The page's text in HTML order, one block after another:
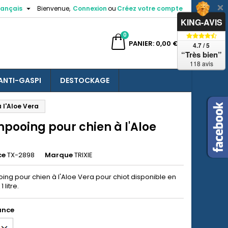
Bienvenue, Connexionou Créez votre compte

PANIER
0
0,00 €
GASPI DESTOCKAGE
l'Aloe Vera
pour chien à l'Aloe
TX-2898 MarqueTRIXIE
pour chien à l'Aloe Vera pour chiot disponible en
litre.
KING-AVIS
4.7 / 5
“Très bien”
118 avis